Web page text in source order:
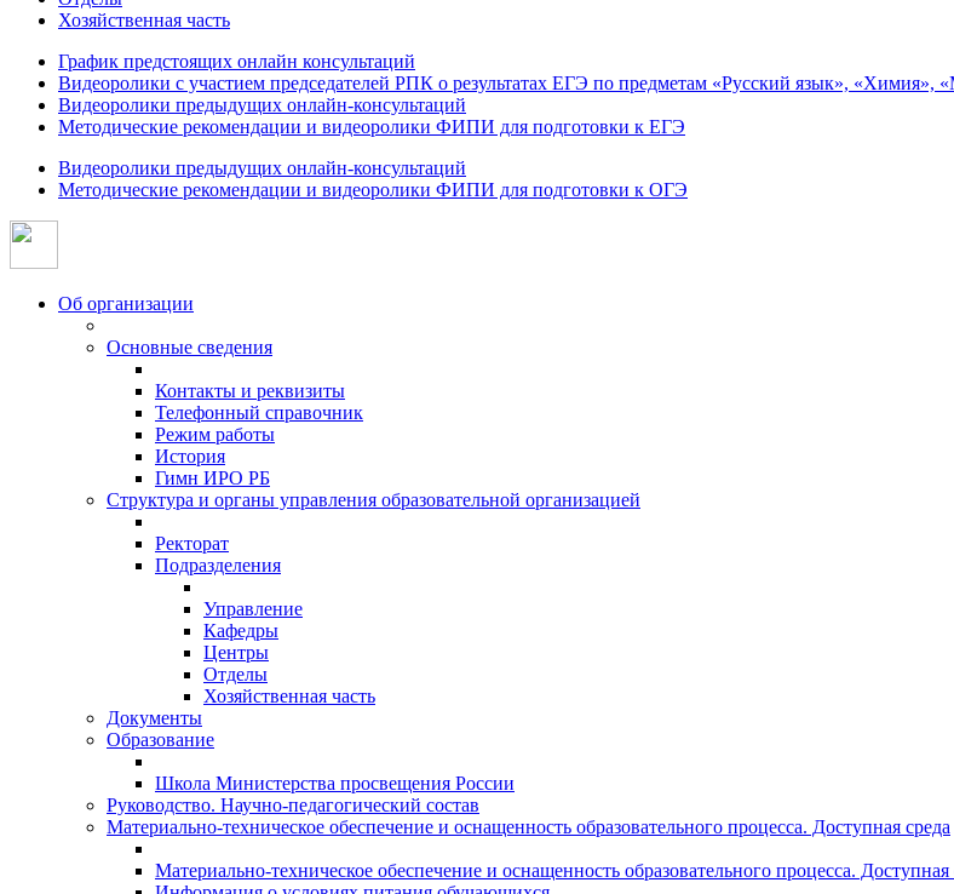
Хозяйственная часть
График предстоящих онлайн консультаций
Видеоролики с участием председателей РПК о результатах ЕГЭ по предметам «Русский язык»,
Видеоролики предыдущих онлайн-консультаций
Методические рекомендации и видеоролики ФИПИ для подготовки к ЕГЭ
Видеоролики предыдущих онлайн-консультаций
Методические рекомендации и видеоролики ФИПИ для подготовки к ОГЭ
Об организации
Основные сведения
Контакты и реквизиты
Телефонный справочник
Режим работы
История
Гимн ИРО РБ
Структура и органы управления образовательной организацией
Ректорат
Подразделения
Управление
Кафедры
Центры
Отделы
Хозяйственная часть
Документы
Образование
Школа Министерства просвещения России
Руководство. Научно-педагогический состав
Материально-техническое обеспечение и оснащенность образовательного процесса. Доступная среда
Материально-техническое обеспечение и оснащенность образовательного процесса. Доступная